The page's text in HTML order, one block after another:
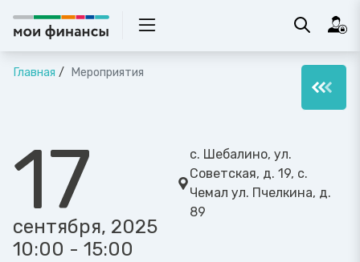
Главная Мероприятия
17
сентября, 2025
10:00 - 15:00
c. Шебалино, ул.
Советская, д. 19, с.
Чемал ул. Пчелкина, д.
89